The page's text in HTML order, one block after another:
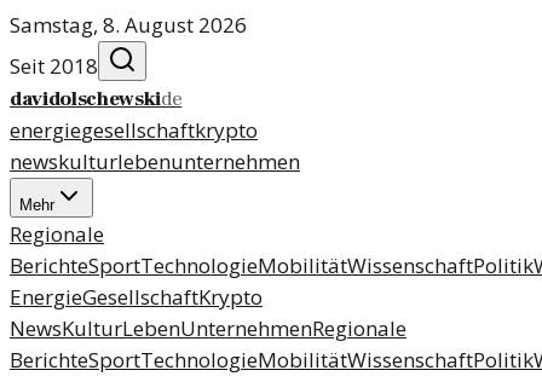
Samstag, 8. August 2026
Seit 2018
davidolschewskide
energiegesellschaftkrypto
newskulturlebenunternehmen
Mehr
Regionale
BerichteSportTechnologieMobilitätWissenschaftPolitik
EnergieGesellschaftKrypto
NewsKulturLebenUnternehmenRegionale
BerichteSportTechnologieMobilitätWissenschaftPolitik